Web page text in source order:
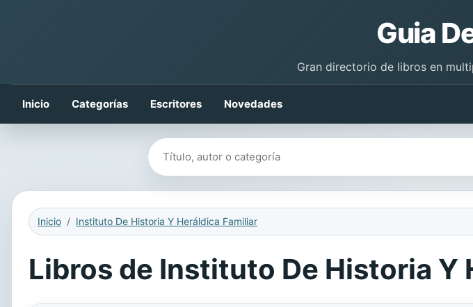
Guia
Gran directorio de libros en
Inicio Categorías Escritores Novedades
Buscar libros
Inicio Instituto De Historia Y Heráldica Familiar
Libros de Instituto De Historia Y